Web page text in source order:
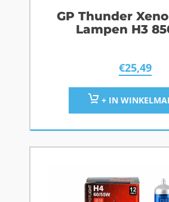
GP Thunder
Lampen H3
€25,49
+ IN